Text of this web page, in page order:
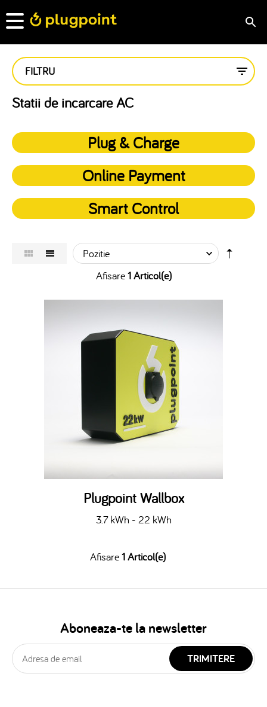
FILTRU
Statii de incarcare AC
Plug & Charge
Online Payment
Smart Control
Afisare1 Articol(e)
Plugpoint Wallbox
3.7 kWh - 22 kWh
Afisare1 Articol(e)
Aboneaza-te la newsletter
TRIMITERE